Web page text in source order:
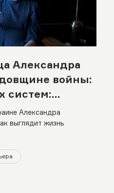
Александра
войны:
систем:
демократии»
Александра
выглядит жизнь